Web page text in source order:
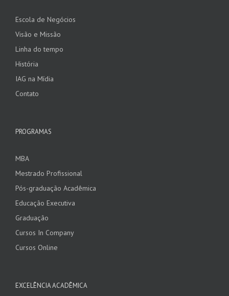
Escola de Negócios
Visão e Missão
Linha do tempo
História
IAG na Mídia
Contato
PROGRAMAS
MBA
Mestrado Profissional
Pós-graduação Acadêmica
Educação Executiva
Graduação
Cursos In Company
Cursos Online
EXCELÊNCIA ACADÊMICA